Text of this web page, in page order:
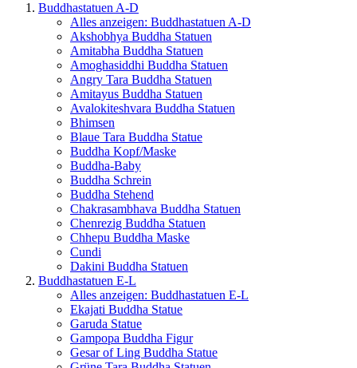
Buddhastatuen A-D
Alles anzeigen: Buddhastatuen A-D
Akshobhya Buddha Statuen
Amitabha Buddha Statuen
Amoghasiddhi Buddha Statuen
Angry Tara Buddha Statuen
Amitayus Buddha Statuen
Avalokiteshvara Buddha Statuen
Bhimsen
Blaue Tara Buddha Statue
Buddha Kopf/Maske
Buddha-Baby
Buddha Schrein
Buddha Stehend
Chakrasambhava Buddha Statuen
Chenrezig Buddha Statuen
Chhepu Buddha Maske
Cundi
Dakini Buddha Statuen
Buddhastatuen E-L
Alles anzeigen: Buddhastatuen E-L
Ekajati Buddha Statue
Garuda Statue
Gampopa Buddha Figur
Gesar of Ling Buddha Statue